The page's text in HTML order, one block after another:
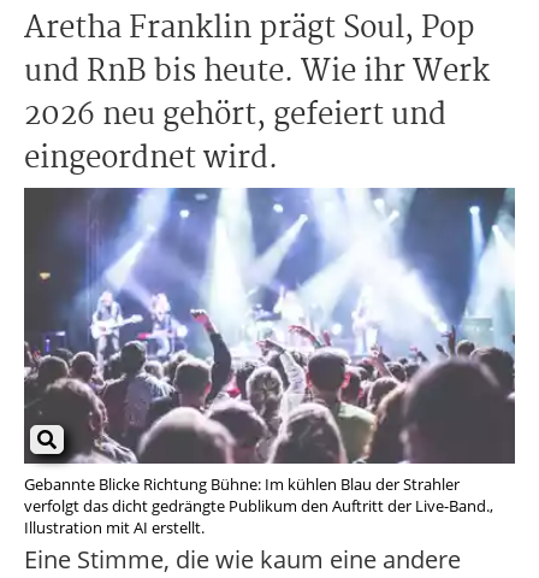
Aretha Franklin prägt Soul, Pop
und RnB bis heute. Wie ihr Werk
2026 neu gehört, gefeiert und
eingeordnet wird.
Gebannte Blicke Richtung Bühne: Im kühlen Blau der Strahler
verfolgt das dicht gedrängte Publikum den Auftritt der Live-Band.,
Illustration mit AI erstellt.
Eine Stimme, die wie kaum eine andere